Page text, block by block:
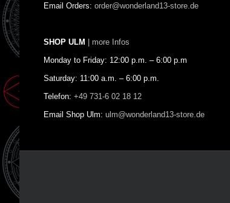
Email Orders: order@wonderland13-store.de
SHOP ULM | more Infos
Monday to Friday: 12:00 p.m. – 6:00 p.m
Saturday: 11:00 a.m. – 6:00 p.m.
Telefon: +49 731-6 02 18 12
Email Shop Ulm: ulm@wonderland13-store.de